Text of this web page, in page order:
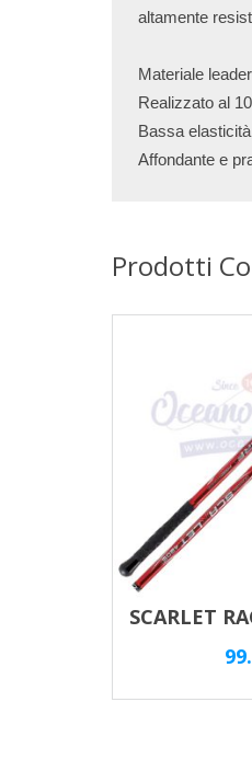
altamente
Materiale
Realizzato al
Bassa
Affondante e
Prodotti